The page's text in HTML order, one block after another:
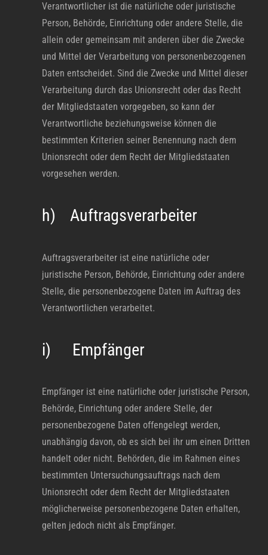
Verantwortlicher ist die natürliche oder juristische
Person, Behörde, Einrichtung oder andere Stelle, die
allein oder gemeinsam mit anderen über die Zwecke
und Mittel der Verarbeitung von personenbezogenen
Daten entscheidet. Sind die Zwecke und Mittel dieser
Verarbeitung durch das Unionsrecht oder das Recht
der Mitgliedstaaten vorgegeben, so kann der
Verantwortliche beziehungsweise können die
bestimmten Kriterien seiner Benennung nach dem
Unionsrecht oder dem Recht der Mitgliedstaaten
vorgesehen werden.
h) Auftragsverarbeiter
Auftragsverarbeiter ist eine natürliche oder
juristische Person, Behörde, Einrichtung oder andere
Stelle, die personenbezogene Daten im Auftrag des
Verantwortlichen verarbeitet.
i) Empfänger
Empfänger ist eine natürliche oder juristische Person,
Behörde, Einrichtung oder andere Stelle, der
personenbezogene Daten offengelegt werden,
unabhängig davon, ob es sich bei ihr um einen Dritten
handelt oder nicht. Behörden, die im Rahmen eines
bestimmten Untersuchungsauftrags nach dem
Unionsrecht oder dem Recht der Mitgliedstaaten
möglicherweise personenbezogene Daten erhalten,
gelten jedoch nicht als Empfänger.